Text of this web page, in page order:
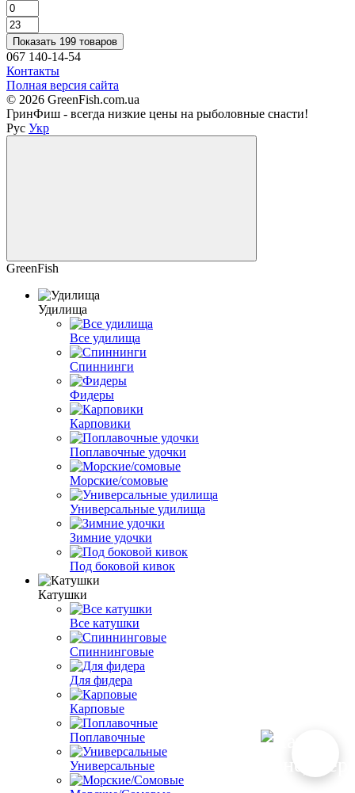
Показать 199 товаров
067 140-14-54
Контакты
Полная версия сайта
© 2026 GreenFish.com.ua
ГринФиш - всегда низкие цены на рыболовные снасти!
Рус Укр
GreenFish
Удилища
Все удилища
Спиннинги
Фидеры
Карповики
Поплавочные удочки
Морские/сомовые
Универсальные удилища
Зимние удочки
Под боковой кивок
Катушки
Все катушки
Спиннинговые
Для фидера
Карповые
Поплавочные
Универсальные